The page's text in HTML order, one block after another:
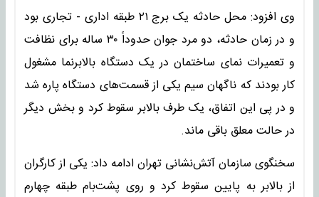
وی افزود: محل حادثه یک برج ۲۱ طبقه اداری - تجاری بود
و در زمان حادثه، دو مرد جوان حدوداً ۳۰ ساله برای نظافت
و تعمیرات نمای ساختمان در یک دستگاه بالابرنما مشغول
کار بودند که ناگهان سیم یکی از قسمت‌های دستگاه پاره شد
و در پی این اتفاق، یک طرف بالابر سقوط کرد و بخش دیگر
در حالت معلق باقی ماند.
سخنگوی سازمان آتش‌نشانی تهران ادامه داد: یکی از کارگران
از بالابر به پایین سقوط کرد و روی پشت‌بام طبقه چهارم